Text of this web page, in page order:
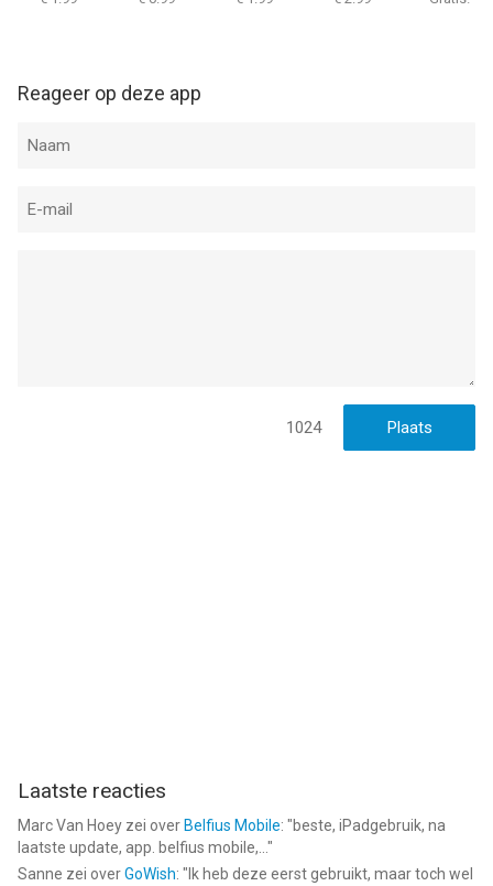
Reageer op deze app
1024
Laatste reacties
Marc Van Hoey zei over Belfius Mobile: "beste, iPadgebruik, na
laatste update, app. belfius mobile,... "
Sanne zei overGoWish: " Ik heb deze eerst gebruikt, maar toch wel